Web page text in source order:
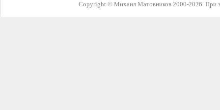
Copyright © Михаил Матовников 2000-2026. При